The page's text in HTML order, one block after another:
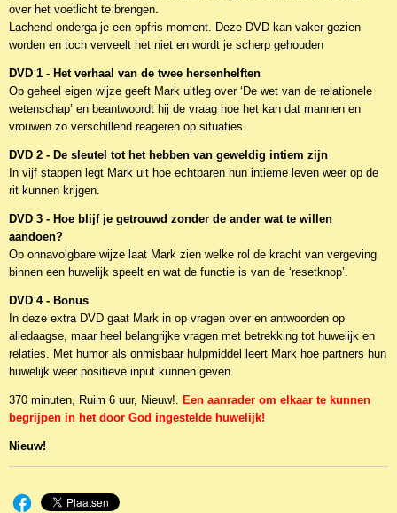
over het voetlicht te brengen.
Lachend onderga je een opfris moment. Deze DVD kan vaker gezien
worden en toch verveelt het niet en wordt je scherp gehouden
DVD 1 - Het verhaal van de twee hersenhelften
Op geheel eigen wijze geeft Mark uitleg over ‘De wet van de relationele
wetenschap’ en beantwoordt hij de vraag hoe het kan dat mannen en
vrouwen zo verschillend reageren op situaties.
DVD 2 - De sleutel tot het hebben van geweldig intiem zijn
In vijf stappen legt Mark uit hoe echtparen hun intieme leven weer op de
rit kunnen krijgen.
DVD 3 - Hoe blijf je getrouwd zonder de ander wat te willen
aandoen?
Op onnavolgbare wijze laat Mark zien welke rol de kracht van vergeving
binnen een huwelijk speelt en wat de functie is van de ‘resetknop’.
DVD 4 - Bonus
In deze extra DVD gaat Mark in op vragen over en antwoorden op
alledaagse, maar heel belangrijke vragen met betrekking tot huwelijk en
relaties. Met humor als onmisbaar hulpmiddel leert Mark hoe partners hun
huwelijk weer positieve input kunnen geven.
370 minuten, Ruim 6 uur, Nieuw!. Een aanrader om elkaar te kunnen
begrijpen in het door God ingestelde huwelijk!
Nieuw!